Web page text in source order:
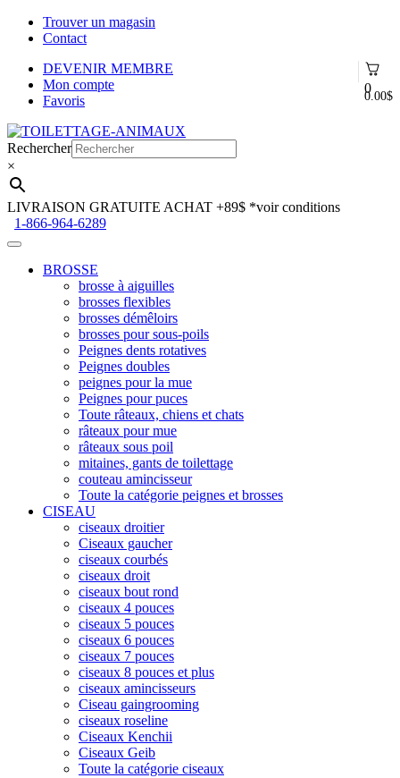
Trouver un magasin
Contact
0
0.00$
DEVENIR MEMBRE
Mon compte
Favoris
Aller
à
la
navigation
Aller
au
contenu
Rechercher
×
LIVRAISON GRATUITE ACHAT +89$ *voir conditions
1-866-964-6289
BROSSE
brosse à aiguilles
brosses flexibles
brosses démêloirs
brosses pour sous-poils
Peignes dents rotatives
Peignes doubles
peignes pour la mue
Peignes pour puces
Toute râteaux, chiens et chats
râteaux pour mue
râteaux sous poil
mitaines, gants de toilettage
couteau amincisseur
Toute la catégorie peignes et brosses
CISEAU
ciseaux droitier
Ciseaux gaucher
ciseaux courbés
ciseaux droit
ciseaux bout rond
ciseaux 4 pouces
ciseaux 5 pouces
ciseaux 6 pouces
ciseaux 7 pouces
ciseaux 8 pouces et plus
ciseaux amincisseurs
Ciseau gaingrooming
ciseaux roseline
Ciseaux Kenchii
Ciseaux Geib
Toute la catégorie ciseaux